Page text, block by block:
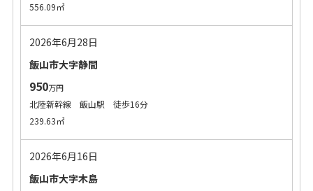
556.09㎡
2026年6月28日
飯山市大字静間
950万円
北陸新幹線 飯山駅 徒歩16分
239.63㎡
2026年6月16日
飯山市大字木島